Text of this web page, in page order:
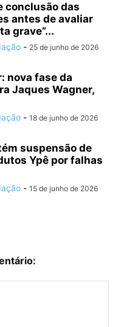
conclusão das
antes de avaliar
grave”...
- 25 de junho de 2026
nova fase da
Jaques Wagner,
- 18 de junho de 2026
suspensão de
Ypê por falhas
- 15 de junho de 2026